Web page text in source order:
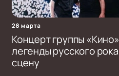
28 марта
Концерт группы
легенды русского
сцену